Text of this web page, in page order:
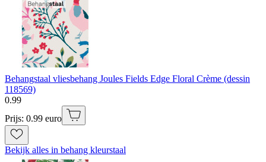
Behangstaal vliesbehang Joules Fields Edge Floral Crème (dessin
118569)
0.99
Prijs: 0.99 euro
Bekijk alles in behang kleurstaal